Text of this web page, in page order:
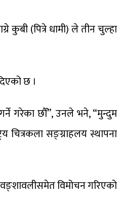
कुबी (पित्रे धामी) ले तीन चुल्हा
छ ।
गरेका छौँ”, उनले भने, “मुन्दुम
चित्रकला सङ्ग्राहलय स्थापना
विमोचन गरिएको